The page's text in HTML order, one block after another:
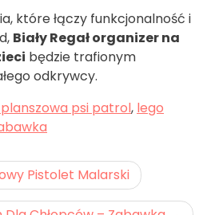
które łączy funkcjonalność i
Biały Regał organizer na
będzie trafionym
odkrywcy.
psi patrol, lego
Pistolet Malarski